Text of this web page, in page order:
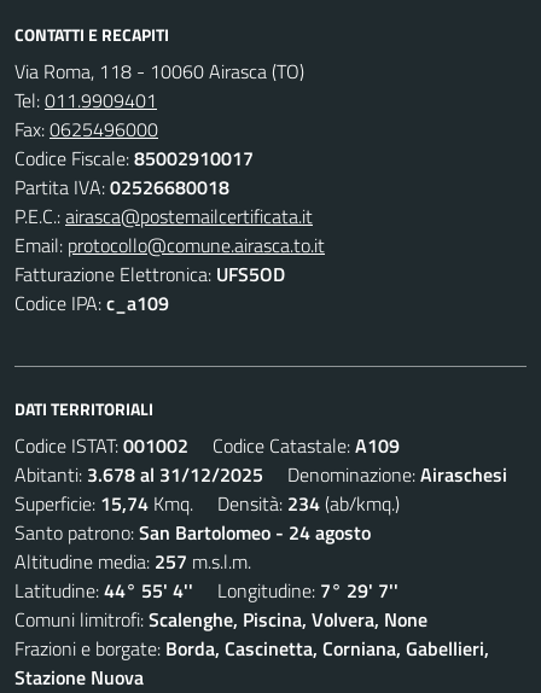
CONTATTI E RECAPITI
Via Roma, 118 - 10060 Airasca (TO)
Tel:011.9909401
Fax:0625496000
Codice Fiscale:85002910017
Partita IVA:02526680018
P.E.C.:airasca@postemailcertificata.it
Email: protocollo@comune.airasca.to.it
Fatturazione Elettronica: UFS5OD
Codice IPA:c_a109
DATI TERRITORIALI
Codice ISTAT:001002 Codice Catastale:A109
Abitanti: 3.678 al 31/12/2025 Denominazione:Airaschesi
Superficie: 15,74 Kmq. Densità: 234(ab/kmq.)
Santo patrono:San Bartolomeo - 24 agosto
Altitudine media: 257 m.s.l.m.
Latitudine:44° 55' 4'' Longitudine: 7° 29' 7''
Comuni limitrofi:Scalenghe, Piscina, Volvera, None
Frazioni e borgate: Borda, Cascinetta, Corniana, Gabellieri,
Stazione Nuova